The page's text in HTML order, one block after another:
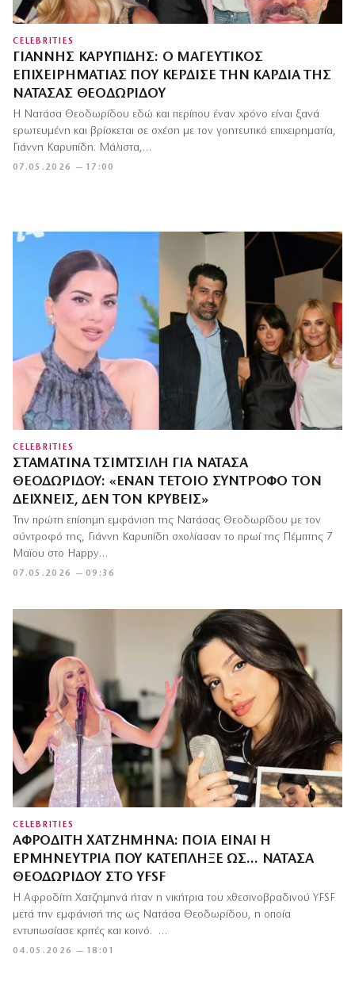
CELEBRITIES
ΓΙΆΝΝΗΣ ΚΑΡΥΠΊΔΗΣ: Ο ΜΑΓΕΥΤΙΚΌΣ
ΕΠΙΧΕΙΡΗΜΑΤΊΑΣ ΠΟΥ ΚΈΡΔΙΣΕ ΤΗΝ ΚΑΡΔΙΆ ΤΗΣ
ΝΑΤΆΣΑΣ ΘΕΟΔΩΡΊΔΟΥ
07.05.2026 — 17:00
Η Νατάσα Θεοδωρίδου εδώ και περίπου έναν χρόνο είναι ξανά
ερωτευμένη και βρίσκεται σε σχέση με τον γοητευτικό επιχειρηματία,
Γιάννη Καρυπίδη. Μάλιστα,…
CELEBRITIES
ΣΤΑΜΑΤΊΝΑ ΤΣΙΜΤΣΙΛΉ ΓΙΑ ΝΑΤΆΣΑ
ΘΕΟΔΩΡΊΔΟΥ: «ΈΝΑΝ ΤΈΤΟΙΟ ΣΎΝΤΡΟΦΟ ΤΟΝ
ΔΕΊΧΝΕΙΣ, ΔΕΝ ΤΟΝ ΚΡΎΒΕΙΣ»
07.05.2026 — 09:36
Την πρώτη επίσημη εμφάνιση της Νατάσας Θεοδωρίδου με τον
σύντροφό της, Γιάννη Καρυπίδη σχολίασαν το πρωί της Πέμπτης 7
Μαϊου στο Happy…
CELEBRITIES
ΑΦΡΟΔΊΤΗ ΧΑΤΖΗΜΗΝΆ: ΠΟΙΑ ΕΊΝΑΙ Η
ΕΡΜΗΝΕΎΤΡΙΑ ΠΟΥ ΚΑΤΈΠΛΗΞΕ ΩΣ… ΝΑΤΆΣΑ
ΘΕΟΔΩΡΊΔΟΥ ΣΤΟ YFSF
04.05.2026 — 18:01
Η Αφροδίτη Χατζημηνά ήταν η νικήτρια του χθεσινοβραδινού YFSF
μετά την εμφάνισή της ως Νατάσα Θεοδωρίδου, η οποία
εντυπωσίασε κριτές και κοινό. …